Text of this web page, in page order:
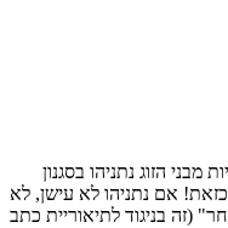
הזוג נתניהו בסגנון
אם נתניהו לא עישן, לא
(זה בניגוד לתיאוריית כתב